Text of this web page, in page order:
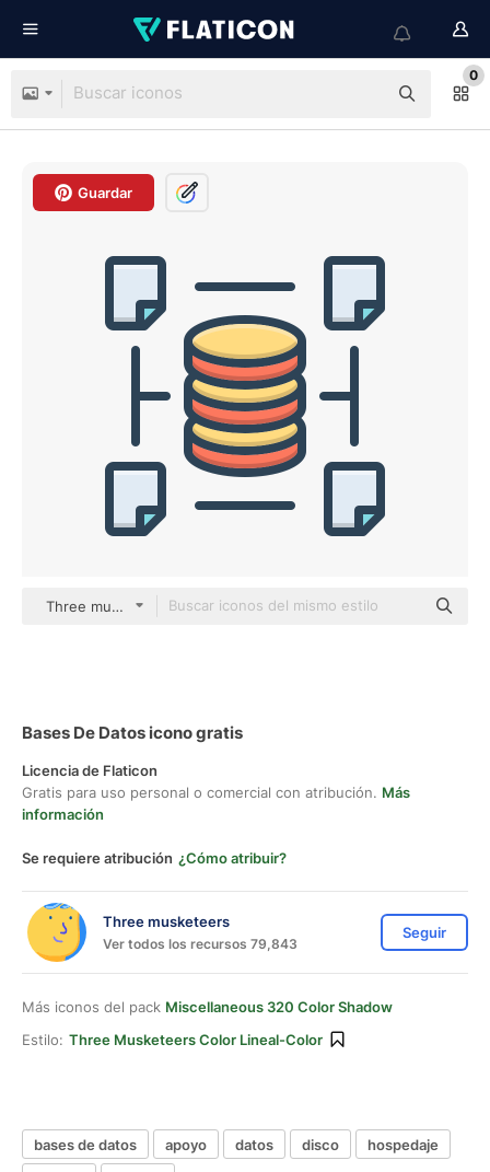
0
Guardar
Three musketeers color lineal-color
Bases De Datos icono gratis
Licencia de Flaticon
Gratis para uso personal o comercial con atribución. Más
información
Se requiere atribución ¿Cómo atribuir?
Three musketeers
Ver todos los recursos 79,843
Seguir
Más iconos del pack Miscellaneous 320 Color Shadow
Estilo: Three Musketeers Color Lineal-Color
bases de datos apoyo datos disco
hospedaje